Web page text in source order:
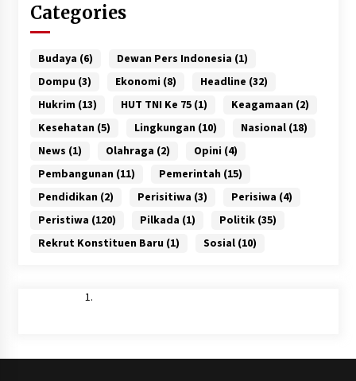
Categories
Budaya (6) Dewan Pers Indonesia (1)
Dompu (3) Ekonomi (8) Headline (32)
Hukrim (13) HUT TNI Ke 75(1) Keagamaan (2)
Kesehatan (5) Lingkungan (10) Nasional(18)
News (1) Olahraga (2) Opini (4)
Pembangunan (11) Pemerintah (15)
Pendidikan (2) Perisitiwa (3) Perisiwa (4)
Peristiwa (120) Pilkada (1) Politik(35)
Rekrut Konstituen Baru (1) Sosial(10)